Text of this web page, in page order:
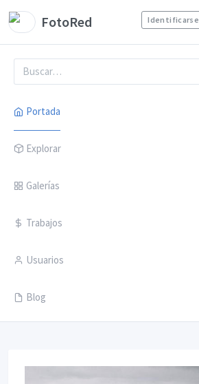
FotoRed Identificarse
Portada
Explorar
Galerías
Trabajos
Usuarios
Blog